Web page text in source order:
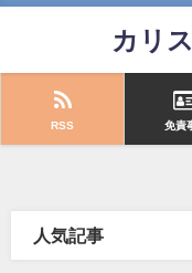
カリ
RSS 免責
人気記事